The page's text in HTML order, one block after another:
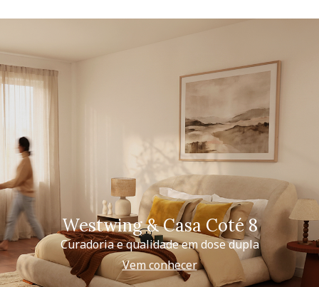
Westwing & Casa Coté 8
Curadoria e qualidade em dose dupla
Vem conhecer